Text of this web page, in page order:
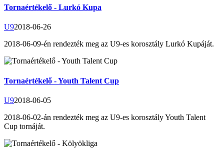
Tornaértékelő - Lurkó Kupa
U92018-06-26
2018-06-09-én rendezték meg az U9-es korosztály Lurkó Kupáját.
Tornaértékelő - Youth Talent Cup
U92018-06-05
2018-06-02-án rendezték meg az U9-es korosztály Youth Talent
Cup tornáját.